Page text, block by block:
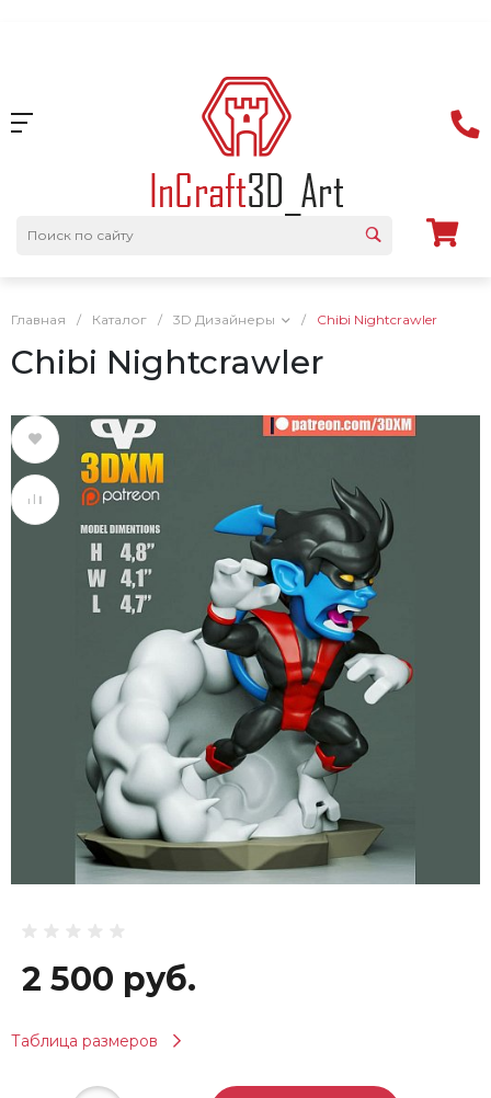
Главная / Каталог / 3D Дизайнеры / Chibi Nightcrawler
Chibi Nightcrawler
2 500 руб.
Таблица размеров